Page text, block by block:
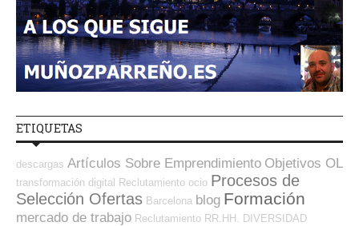
ETIQUETAS
descargas Artículos Sobre Emprendimiento Objetivos OL
transformación digital Reclutamiento ocio Procesos de
Selección Ofertas Barcelona blog Formación
mercado de trabajo Reclutamiento RR.HH.
DIVERSIDAD